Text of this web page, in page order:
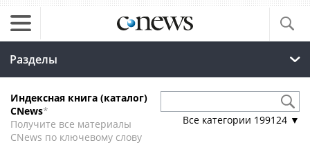
Разделы
Индексная книга (каталог)
CNews*
Получите все материалы
CNews по ключевому слову
Все категории 199124 ▼